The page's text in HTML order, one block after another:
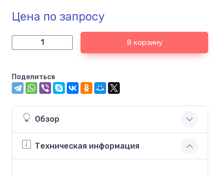
Цена по запросу
В корзину
Поделиться
Обзор
Техническая информация